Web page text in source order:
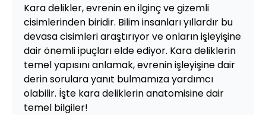
Kara delikler, evrenin en ilginç ve gizemli
cisimlerinden biridir. Bilim insanları yıllardır bu
devasa cisimleri araştırıyor ve onların işleyişine
dair önemli ipuçları elde ediyor. Kara deliklerin
temel yapısını anlamak, evrenin işleyişine dair
derin sorulara yanıt bulmamıza yardımcı
olabilir. İşte kara deliklerin anatomisine dair
temel bilgiler!